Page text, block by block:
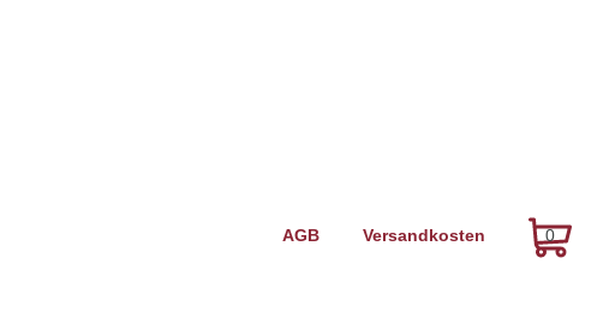
Navigation
AGB Versandkosten 0